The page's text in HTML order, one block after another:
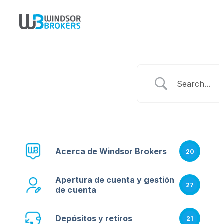
Acerca de Windsor Brokers 20
Apertura de cuenta y gestión
de cuenta
27
Depósitos y retiros 21